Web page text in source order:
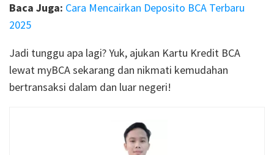
Baca Juga: Cara Mencairkan Deposito BCA Terbaru
2025
Jadi tunggu apa lagi? Yuk, ajukan Kartu Kredit BCA
lewat myBCA sekarang dan nikmati kemudahan
bertransaksi dalam dan luar negeri!